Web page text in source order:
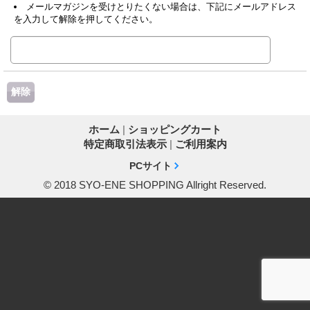
メールマガジンを受けとりたくない場合は、下記にメールアドレス
を入力して解除を押してください。
ホーム | ショッピングカート
特定商取引法表示 | ご利用案内
PCサイト
© 2018 SYO-ENE SHOPPING Allright Reserved.